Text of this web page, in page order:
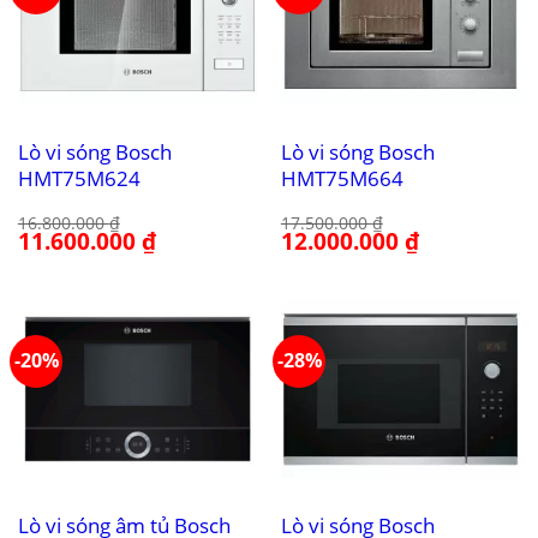
Lò vi sóng Bosch
HMT75M624
16.800.000₫
Giá
gốc
11.600.000₫Giá
hiện
Lò vi sóng Bosch
HMT75M664
17.500.000₫
Giá
gốc
12.000.000₫Giá
hiện
-20%
Lò vi sóng âm tủ Bosch
-28%
Lò vi sóng Bosch